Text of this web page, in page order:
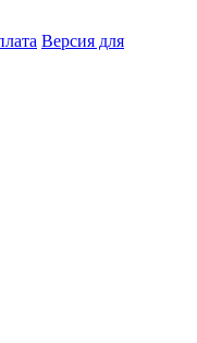
Версия для